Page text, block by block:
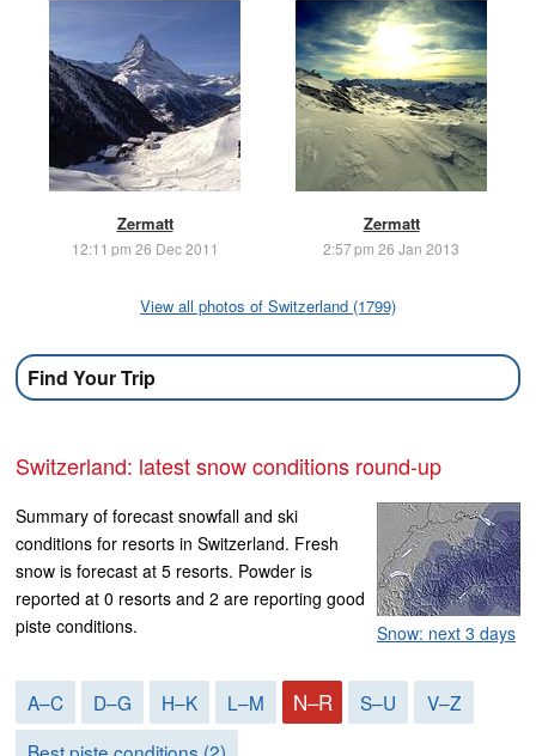
Zermatt
12:11 pm 26 Dec 2011
Zermatt
2:57 pm 26 Jan 2013
View all photos of Switzerland (1799)
Find Your Trip
Switzerland: latest snow conditions round-up
Snow: next 3 days
Summary of forecast snowfall and ski
conditions for resorts in Switzerland. Fresh
snow is forecast at 5 resorts. Powder is
reported at 0 resorts and 2 are reporting good
piste conditions.
A–C D–G H–K L–M N–R S–U
V–Z